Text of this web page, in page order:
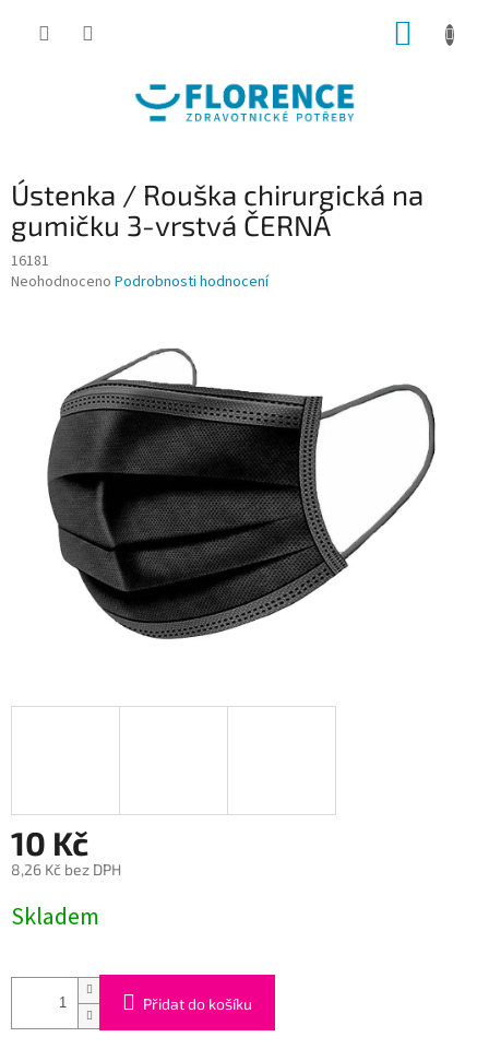
Ústenka / Rouška chirurgická na
gumičku 3-vrstvá ČERNÁ
16181
Průměrné
hvězdiček.
Neohodnoceno Podrobnosti hodnocení
10 Kč
8,26 Kč bez DPH
cena:
Skladem
Přidat do košíku